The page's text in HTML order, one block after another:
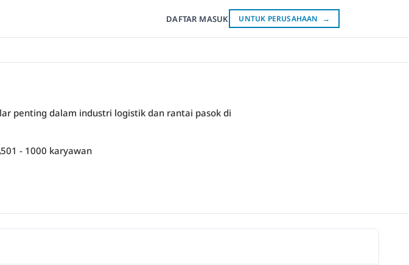
DAFTAR MASUK UNTUK PERUSAHAAN →
penting dalam industri logistik dan rantai pasok di
501 - 1000 karyawan